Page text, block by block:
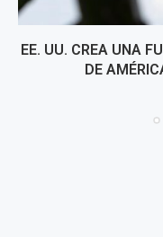
EE. UU. CREA UNA
DE